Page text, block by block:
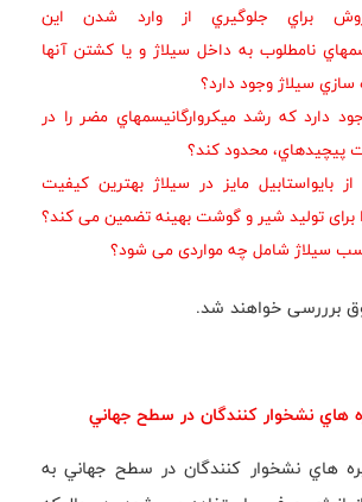
براي جلوگيري از وارد شدن اين
نامطلوب به داخل سيلاژ و يا كشتن آنها
سازي سيلاژ وجود دارد؟
دارد كه رشد ميكروارگانيسمهاي مضر را در
پيچيدهاي، محدود كند؟
از بایواستابیل مایز در سیلاژ بهترین کیفیت
برای تولید شیر و گوشت بهینه تضمین می کند؟
سيلاژ شامل چه مواردی می شود؟
برررسی خواهند شد.
هاي نشخوار كنندگان در سطح جهاني
هاي نشخوار كنندگان در سطح جهاني به